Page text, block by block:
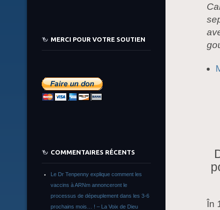
În
MERCI POUR VOTRE SOUTIEN
COMMENTAIRES RÉCENTS
Le Dr Tenpenny explique comment les
vaccins à ARNm annonceront le
processus de dépeuplement dans les 3-6
prochains mois… ! – La Voix de Dieu